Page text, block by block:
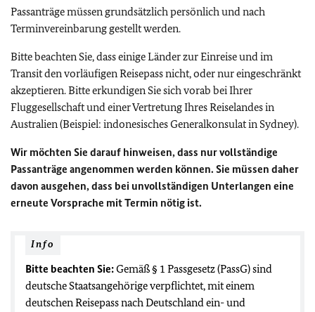
Passanträge müssen grundsätzlich persönlich und nach
Terminvereinbarung gestellt werden.
Bitte beachten Sie, dass einige Länder zur Einreise und im
Transit den vorläufigen Reisepass nicht, oder nur eingeschränkt
akzeptieren. Bitte erkundigen Sie sich vorab bei Ihrer
Fluggesellschaft und einer Vertretung Ihres Reiselandes in
Australien (Beispiel: indonesisches Generalkonsulat in Sydney).
Wir möchten Sie darauf hinweisen, dass nur vollständige
Passanträge angenommen werden können. Sie müssen daher
davon ausgehen, dass bei unvollständigen Unterlangen eine
erneute Vorsprache mit Termin nötig ist.
Info
Bitte beachten Sie:Gemäß § 1 Passgesetz (PassG) sind
deutsche Staatsangehörige verpflichtet, mit einem
deutschen Reisepass nach Deutschland ein- und